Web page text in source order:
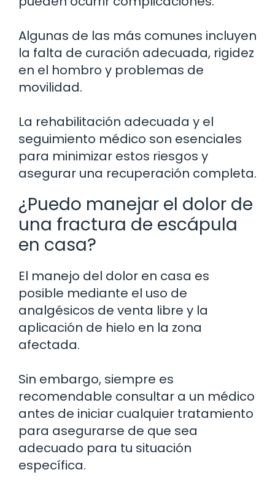
Algunas de las más comunes incluyen
la falta de curación adecuada, rigidez
en el hombro y problemas de
movilidad.
La rehabilitación adecuada y el
seguimiento médico son esenciales
para minimizar estos riesgos y
asegurar una recuperación completa.
¿Puedo manejar el dolor de
una fractura de escápula
en casa?
El manejo del dolor en casa es
posible mediante el uso de
analgésicos de venta libre y la
aplicación de hielo en la zona
afectada.
Sin embargo, siempre es
recomendable consultar a un médico
antes de iniciar cualquier tratamiento
para asegurarse de que sea
adecuado para tu situación
específica.